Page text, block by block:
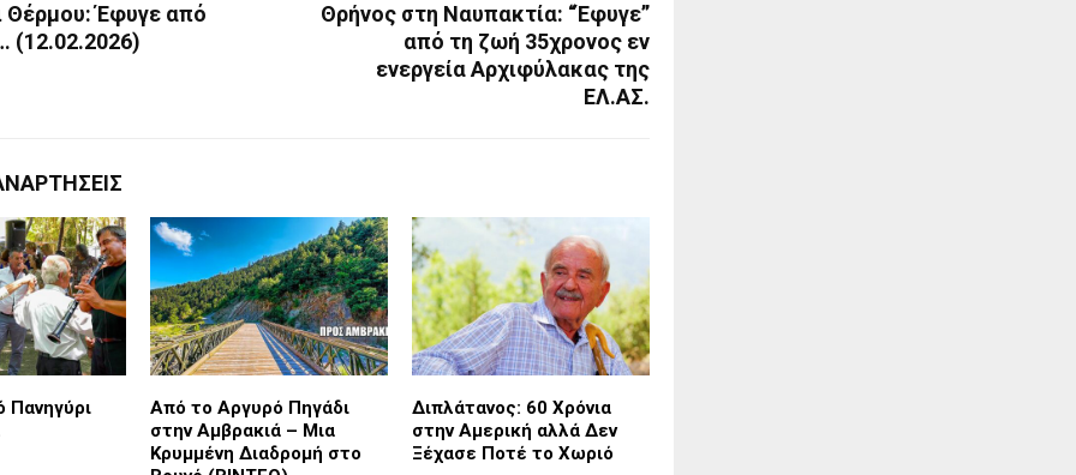
Θέρμου: Έφυγε από
(12.02.2026)
Θρήνος στη Ναυπακτία: “Έφυγε”
από τη ζωή 35χρονος εν
ενεργεία Αρχιφύλακας της
ΕΛ.ΑΣ.
Πανηγύρι
Από το Αργυρό Πηγάδι
στην Αμβρακιά – Μια
Κρυμμένη Διαδρομή στο
Διπλάτανος: 60 Χρόνια
στην Αμερική αλλά Δεν
Ξέχασε Ποτέ το Χωριό